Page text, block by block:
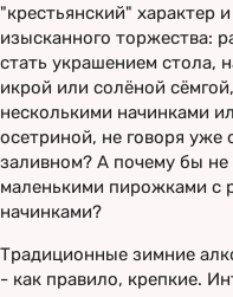
"крестьянский" характер
изысканного торжества:
стать украшением стола,
икрой или солёной
несколькими начинками
осетриной, не говоря уже
заливном? А почему бы не
маленькими пирожками с
начинками?
Традиционные зимние
- как правило, крепкие.